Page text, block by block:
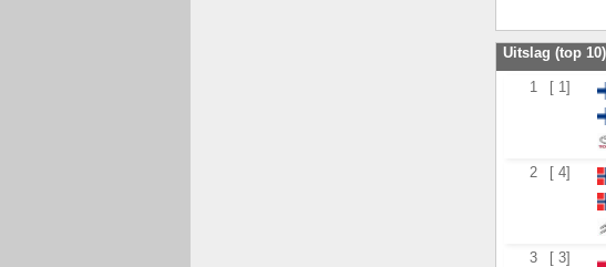
Uitslag (top 10)
1 [ 1]
2
[ 4]
3
[ 3]